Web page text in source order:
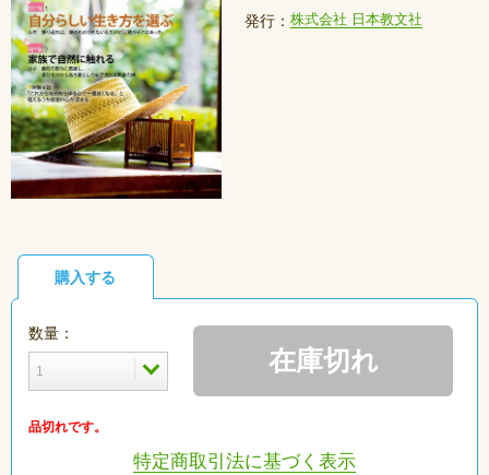
発行： 株式会社 日本教文社
購入する
数量：
在庫切れ
品切れです。
特定商取引法に基づく表示